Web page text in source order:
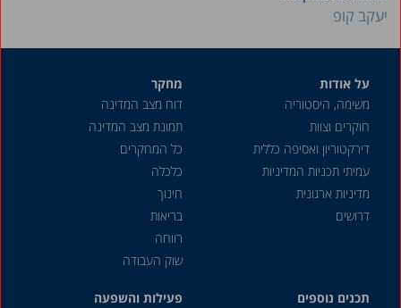
יעקב קופ
על אודות
משימה, היסטוריה
חוקרים וצוות
דירקטוריון ואסיפה כללית
עמיתי תכניות המדיניות
מדיניות ארגונית
דרושים
מחקר
דוח מצב המדינה
תמונת מצב המדינה
כל המחקרים
כלכלה
חינוך
בריאות
רווחה
שוק העבודה
תכנים נוספים
פעילות והשפעה